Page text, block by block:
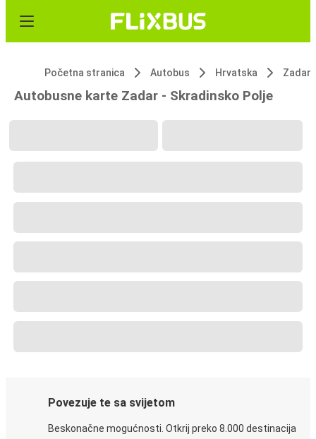
Početna stranica Autobus Hrvatska Zadar
Autobusne karte Zadar - Skradinsko Polje
Povezuje te sa svijetom
Beskonačne mogućnosti. Otkrij preko 8.000 destinacija